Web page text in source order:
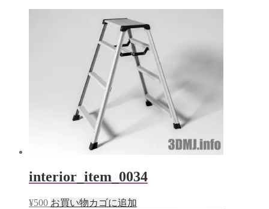
開 し
interior_item_0034
¥500 お買い物カゴに追加